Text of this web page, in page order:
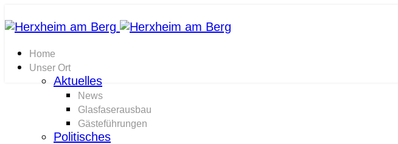
Home
Unser Ort
Aktuelles
News
Glasfaserausbau
Gästeführungen
Politisches